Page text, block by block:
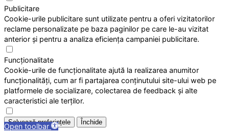
Open toolbar
Publicitare
Cookie-urile publicitare sunt utilizate pentru a oferi vizitatorilor
reclame personalizate pe baza paginilor pe care le-au vizitat
anterior și pentru a analiza eficiența campaniei publicitare.
Funcționalitate
Cookie-urile de funcționalitate ajută la realizarea anumitor
funcționalități, cum ar fi partajarea conținutului site-ului web pe
platformele de socializare, colectarea de feedback și alte
caracteristici ale terților.
Salvează preferințele Închide